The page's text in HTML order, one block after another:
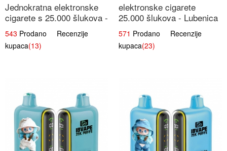
Jednokratna elektronske
cigarete s 25.000 šlukova -
Mango & Ananas |
Egzotična Voćna
Mješavina
543 Prodano Recenzije
kupaca(13)
elektronske cigarete
25.000 šlukova - Lubenica
Led | Osježavajući Ljetni
Okus
571 Prodano Recenzije
kupaca(23)